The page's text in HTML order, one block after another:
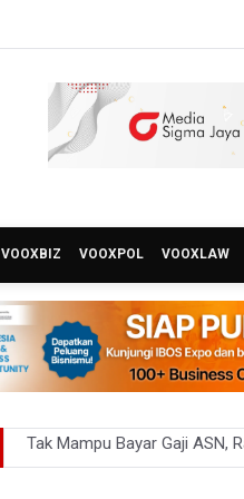
VOOXBIZ VOOXPOL VOOXLAW
DPR Pastikan Tak Ada